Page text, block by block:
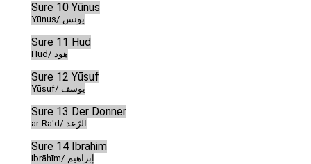
Sure 10 Yūnus
Yūnus/ يونس
Sure 11 Hud
Hūd/ هود
Sure 12 Yūsuf
Yūsuf/ يوسف
Sure 13 Der Donner
ar-Ra'd/ الرّعد
Sure 14 Ibrahim
Ibrāhīm/ إبراهيم